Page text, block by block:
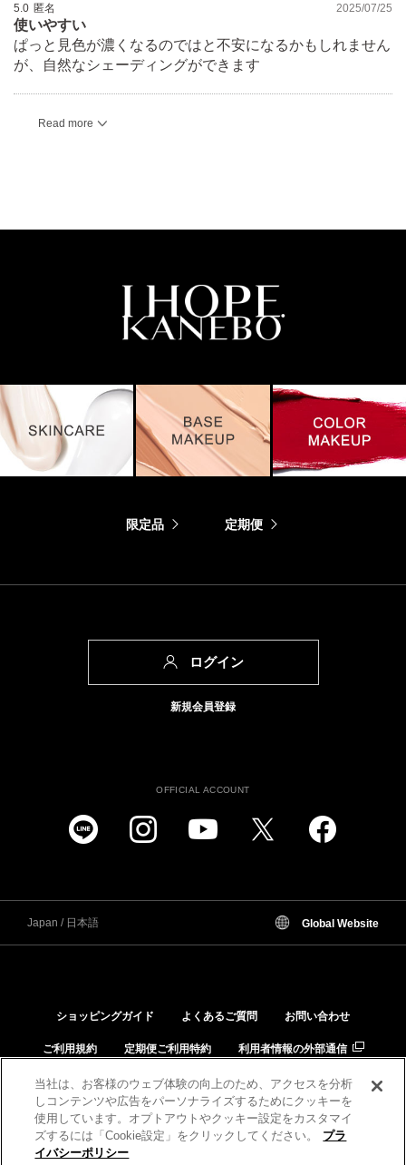
税込 3,630 円
5.0 匿名 2025/07/25
使いやすい
ぱっと見色が濃くなるのではと不安になるかもしれません
が、自然なシェーディングができます
Read more
限定品 定期便
ログイン
新規会員登録
OFFICIAL ACCOUNT
Japan / 日本語 Global Website
ショッピングガイド よくあるご質問 お問い合わせ
ご利用規約 定期便ご利用特約 利用者情報の外部通信
個人情報保護方針 特定商取引法に基づく表示
品質と安全への取り組み 肌と化粧品の相性チェック
当社は、お客様のウェブ体験の向上のため、アクセスを分析
しコンテンツや広告をパーソナライズするためにクッキーを
使用しています。オプトアウトやクッキー設定をカスタマイ
ズするには「Cookie設定」をクリックしてください。
プラ
イバシーポリシー